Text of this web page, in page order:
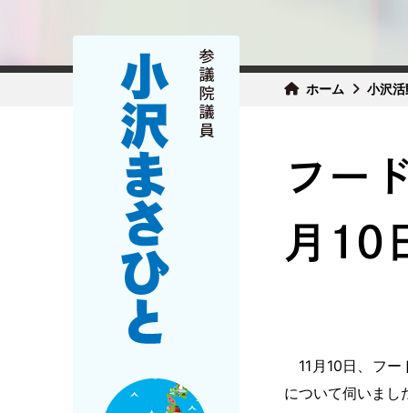
ホーム 小沢
フー
月10
11月10日、フー
について伺いまし